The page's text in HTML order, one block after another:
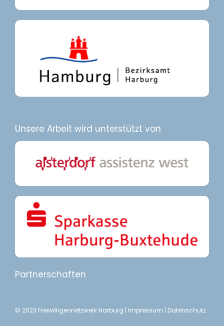
Unsere Arbeit wird unterstützt von
Partnerschaften
© 2023 Freiwilligennetzwerk Harburg | Impressum | Datenschutz